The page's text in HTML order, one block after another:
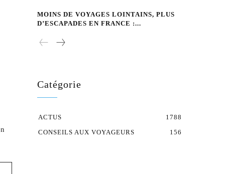
MOINS DE VOYAGES LOINTAINS, PLUS
D’ESCAPADES EN FRANCE :...
Catégorie
ACTUS
1788
CONSEILS AUX VOYAGEURS
156